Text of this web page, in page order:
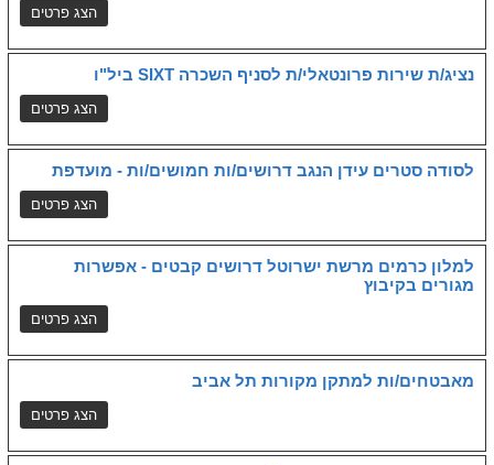
נציג/ת שירות פרונטאלי/ת לסניף השכרה SIXT ביל"ו
לסודה סטרים עידן הנגב דרושים/ות חמושים/ות - מועדפת
למלון כרמים מרשת ישרוטל דרושים קבטים - אפשרות
מגורים בקיבוץ
מאבטחים/ות למתקן מקורות תל אביב